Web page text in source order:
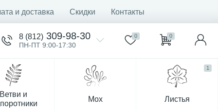
и доставка Скидки Контакты
8 (812) 309-98-30
ПН-ПТ 9:00-17:30
0 0
Ветви и
Мох Листья
1